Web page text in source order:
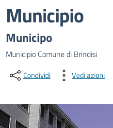
Municipio
Dettagli del luogo
Municipo
Municipio Comune di Brindisi
Condividi Vedi azioni